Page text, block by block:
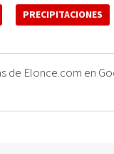
PRECIPITACIONES
de Elonce.com en